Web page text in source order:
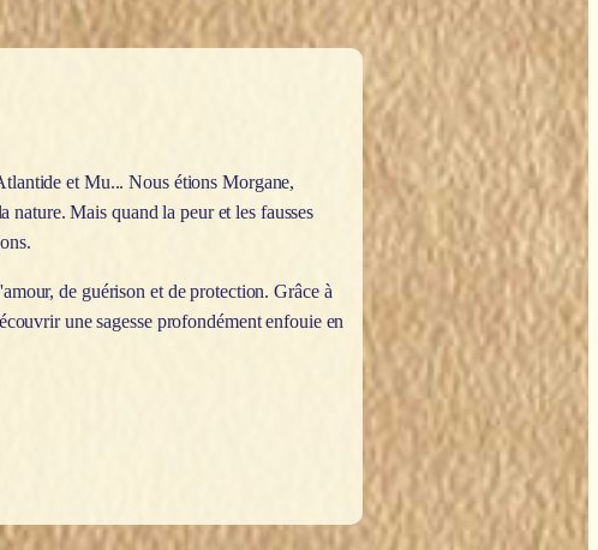
et Mu... Nous étions Morgane,
Mais quand la peur et les fausses
de guérison et de protection. Grâce à
une sagesse profondément enfouie en